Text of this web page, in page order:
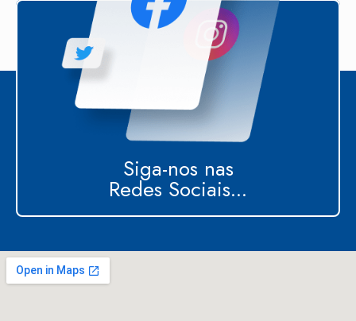
Siga-nos nas
Redes Sociais...